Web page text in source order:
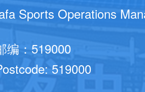
Sports Operations
编：519000
519000